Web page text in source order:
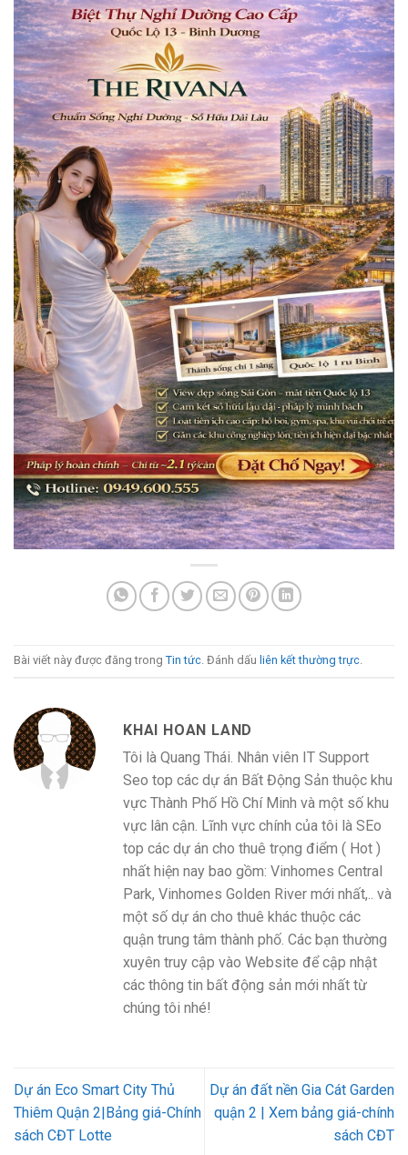
Bài viết này được đăng trong Tin tức. Đánh dấu liên kết thường trực.
KHAI HOAN LAND
Tôi là Quang Thái. Nhân viên IT Support
Seo top các dự án Bất Động Sản thuộc khu
vực Thành Phố Hồ Chí Minh và một số khu
vực lân cận. Lĩnh vực chính của tôi là SEo
top các dự án cho thuê trọng điểm ( Hot )
nhất hiện nay bao gồm: Vinhomes Central
Park, Vinhomes Golden River mới nhất,.. và
một số dự án cho thuê khác thuộc các
quận trung tâm thành phố. Các bạn thường
xuyên truy cập vào Website để cập nhật
các thông tin bất động sản mới nhất từ
chúng tôi nhé!
Dự án Eco Smart City Thủ
Thiêm Quận 2|Bảng giá-Chính
sách CĐT Lotte
Dự án đất nền Gia Cát Garden
quận 2 | Xem bảng giá-chính
sách CĐT